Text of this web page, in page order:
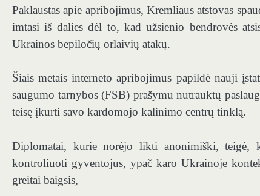
Paklaustas apie apribojimus, Kremliaus atstovas
imtasi iš dalies dėl to, kad užsienio bendrovės
Ukrainos bepiločių orlaivių atakų.
Šiais metais interneto apribojimus papildė nauji
saugumo tarnybos (FSB) prašymu nutrauktų
teisę įkurti savo kardomojo kalinimo centrų tinklą.
Diplomatai, kurie norėjo likti anonimiški, teigė,
kontroliuoti gyventojus, ypač karo Ukrainoje
greitai baigsis,